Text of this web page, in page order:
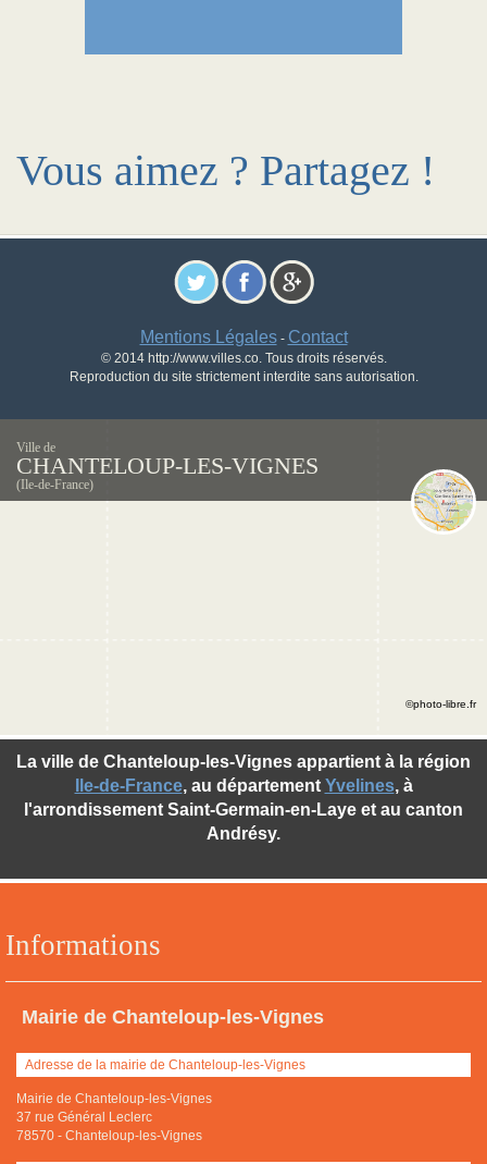
Vous aimez ? Partagez !
Mentions Légales- Contact
© 2014 http://www.villes.co. Tous droits réservés.
Reproduction du site strictement interdite sans autorisation.
Ville de
CHANTELOUP-LES-VIGNES
(Ile-de-France)
Informations
Mairie de Chanteloup-les-Vignes
Adresse de la mairie de Chanteloup-les-Vignes
Mairie de Chanteloup-les-Vignes
37 rue Général Leclerc
78570 - Chanteloup-les-Vignes
La ville de Chanteloup-les-Vignes appartient à la région
Ile-de-France, au département Yvelines, à
l'arrondissement Saint-Germain-en-Laye et au canton
Andrésy.
©photo-libre.fr